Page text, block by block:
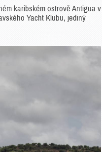
karibském ostrově Antigua v
Yacht Klubu, jediný